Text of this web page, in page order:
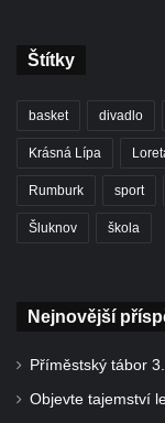
Štítky
basket divadlo
Krásná Lípa
Rumburk sport
Šluknov škola
Nejnovější
Příměstský tábor
Objevte tajemství